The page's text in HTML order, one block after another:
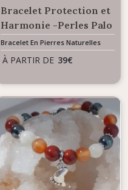
Bracelet Protection et
Harmonie -Perles Palo
Santo
Bracelet En Pierres Naturelles
À PARTIR DE 39€